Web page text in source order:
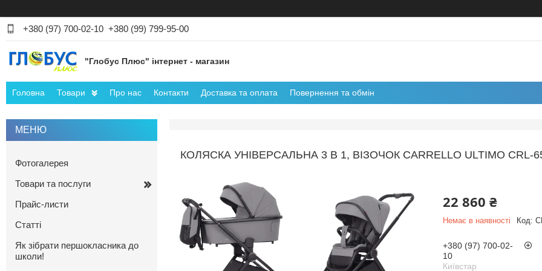
+380 (97) 700-02-10 +380 (99) 799-95-00
"Глобус Плюс" інтернет - магазин
Головна Товари Про нас Контакти Доставка та оплата Повернення та обмін
КОЛЯСКА УНІВЕРСАЛЬНА 3 В 1, ВІЗОЧОК CARRELLO ULTIMO CRL-
22 860 ₴
Немає в наявності Код:
+380 (97) 700-02-
10
Київстар
Фотогалерея
Товари та послуги
Прайс-листи
Статті
Як зібрати першокласника до
школи!